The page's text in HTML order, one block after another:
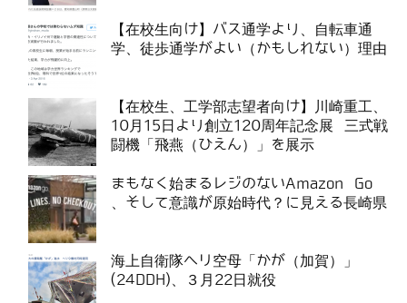
【在校生向け】バス通学より、自転車通
学、徒歩通学がよい（かもしれない）理由
【在校生、工学部志望者向け】川崎重工、
10月15日より創立120周年記念展 三式戦
闘機「飛燕（ひえん）」を展示
まもなく始まるレジのないAmazon Go
、そして意識が原始時代？に見える長崎県
海上自衛隊ヘリ空母「かが（加賀）」
(24DDH)、３月22日就役